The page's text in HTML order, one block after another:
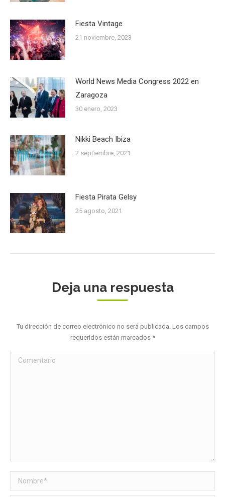
Fiesta Vintage
21 noviembre, 2023
World News Media Congress 2022 en
Zaragoza
30 enero, 2023
Nikki Beach Ibiza
2 septiembre, 2021
Fiesta Pirata Gelsy
25 agosto, 2021
Deja una respuesta
Tu dirección de correo electrónico no será publicada. Los campos
requeridos están marcados *
Comentario
Nombre *